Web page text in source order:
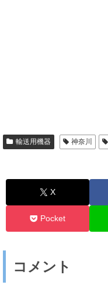
輸送用機器 神奈川
X
Pocket
コメント